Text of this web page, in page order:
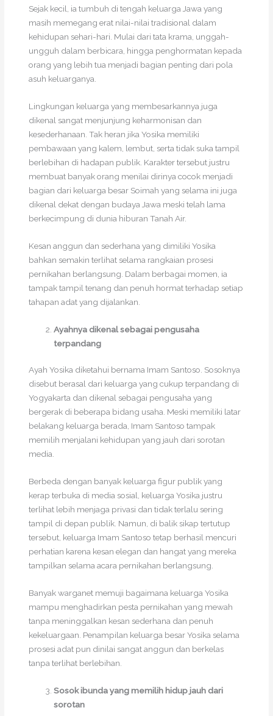
Sejak kecil, ia tumbuh di tengah keluarga Jawa yang
masih memegang erat nilai-nilai tradisional dalam
kehidupan sehari-hari. Mulai dari tata krama, unggah-
ungguh dalam berbicara, hingga penghormatan kepada
orang yang lebih tua menjadi bagian penting dari pola
asuh keluarganya.
Lingkungan keluarga yang membesarkannya juga
dikenal sangat menjunjung keharmonisan dan
kesederhanaan. Tak heran jika Yosika memiliki
pembawaan yang kalem, lembut, serta tidak suka tampil
berlebihan di hadapan publik. Karakter tersebut justru
membuat banyak orang menilai dirinya cocok menjadi
bagian dari keluarga besar Soimah yang selama ini juga
dikenal dekat dengan budaya Jawa meski telah lama
berkecimpung di dunia hiburan Tanah Air.
Kesan anggun dan sederhana yang dimiliki Yosika
bahkan semakin terlihat selama rangkaian prosesi
pernikahan berlangsung. Dalam berbagai momen, ia
tampak tampil tenang dan penuh hormat terhadap setiap
tahapan adat yang dijalankan.
Ayahnya dikenal sebagai pengusaha
terpandang
Ayah Yosika diketahui bernama Imam Santoso. Sosoknya
disebut berasal dari keluarga yang cukup terpandang di
Yogyakarta dan dikenal sebagai pengusaha yang
bergerak di beberapa bidang usaha. Meski memiliki latar
belakang keluarga berada, Imam Santoso tampak
memilih menjalani kehidupan yang jauh dari sorotan
media.
Berbeda dengan banyak keluarga figur publik yang
kerap terbuka di media sosial, keluarga Yosika justru
terlihat lebih menjaga privasi dan tidak terlalu sering
tampil di depan publik. Namun, di balik sikap tertutup
tersebut, keluarga Imam Santoso tetap berhasil mencuri
perhatian karena kesan elegan dan hangat yang mereka
tampilkan selama acara pernikahan berlangsung.
Banyak warganet memuji bagaimana keluarga Yosika
mampu menghadirkan pesta pernikahan yang mewah
tanpa meninggalkan kesan sederhana dan penuh
kekeluargaan. Penampilan keluarga besar Yosika selama
prosesi adat pun dinilai sangat anggun dan berkelas
tanpa terlihat berlebihan.
Sosok ibunda yang memilih hidup jauh dari
sorotan